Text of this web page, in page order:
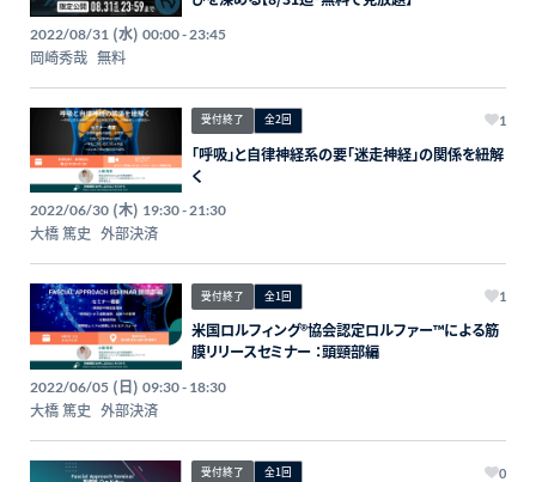
2022/08/31 (水) 00:00 - 23:45
岡崎秀哉 無料
受付終了 全2回 1
「呼吸」と自律神経系の要「迷走神経」の関係を紐解
く
2022/06/30 (木) 19:30 - 21:30
大橋 篤史 外部決済
受付終了 全1回 1
米国ロルフィング®︎協会認定ロルファー™️による筋
膜リリースセミナー ：頭頸部編
2022/06/05 (日) 09:30 - 18:30
大橋 篤史 外部決済
受付終了 全1回 0